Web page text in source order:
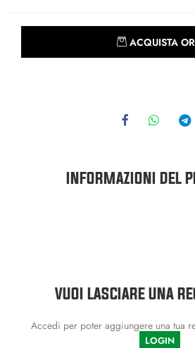
ACQUISTA
INFORMAZIONI DEL
VUOI LASCIARE UNA
Accedi per poter aggiungere una tua
LOGIN